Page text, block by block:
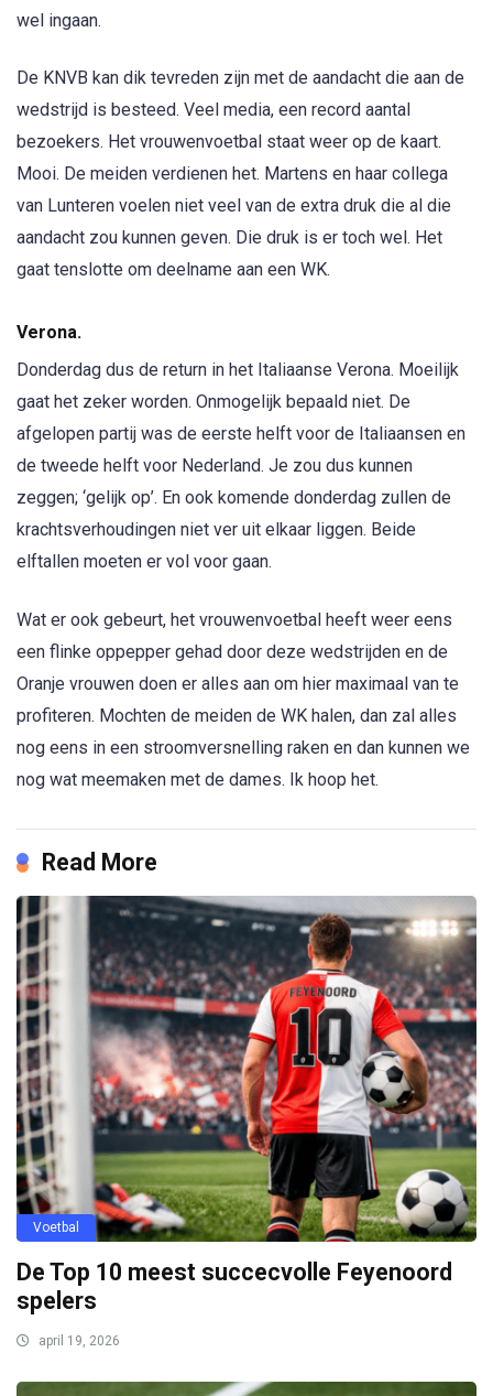
wel ingaan.
De KNVB kan dik tevreden zijn met de aandacht die aan de
wedstrijd is besteed. Veel media, een record aantal
bezoekers. Het vrouwenvoetbal staat weer op de kaart.
Mooi. De meiden verdienen het. Martens en haar collega
van Lunteren voelen niet veel van de extra druk die al die
aandacht zou kunnen geven. Die druk is er toch wel. Het
gaat tenslotte om deelname aan een WK.
Verona.
Donderdag dus de return in het Italiaanse Verona. Moeilijk
gaat het zeker worden. Onmogelijk bepaald niet. De
afgelopen partij was de eerste helft voor de Italiaansen en
de tweede helft voor Nederland. Je zou dus kunnen
zeggen; ‘gelijk op’. En ook komende donderdag zullen de
krachtsverhoudingen niet ver uit elkaar liggen. Beide
elftallen moeten er vol voor gaan.
Wat er ook gebeurt, het vrouwenvoetbal heeft weer eens
een flinke oppepper gehad door deze wedstrijden en de
Oranje vrouwen doen er alles aan om hier maximaal van te
profiteren. Mochten de meiden de WK halen, dan zal alles
nog eens in een stroomversnelling raken en dan kunnen we
nog wat meemaken met de dames. Ik hoop het.
Read More
Voetbal
De Top 10 meest succecvolle Feyenoord
spelers
april 19, 2026